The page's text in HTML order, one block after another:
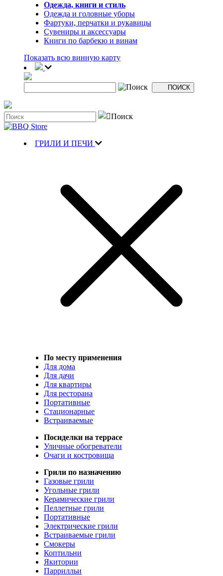
Одежда, книги и стиль
Одежда и головные уборы
Фартуки, перчатки и рукавицы
Сувениры и аксессуары
Книги по барбекю и винам
Показать всю винную карту
ГРИЛИ И ПЕЧИ
По месту применения
Для дома
Для дачи
Для квартиры
Для ресторана
Портативные
Стационарные
Встраиваемые
Посиделки на террасе
Уличные обогреватели
Очаги и костровища
Грили по назначению
Газовые грили
Угольные грили
Керамические грили
Пеллетные грили
Портативные
Электрические грили
Встраиваемые грили
Смокеры
Коптильни
Якитории
Паррилльи